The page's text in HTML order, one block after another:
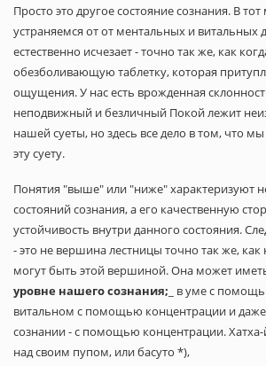
Просто это другое состояние сознания. В
устраняемся от от ментальных и витальных
естественно исчезает - точно так же, как
обезболивающую таблетку, которая
ощущения. У нас есть врожденная
неподвижный и безличный Покой лежит
нашей суеты, но здесь все дело в том, что
эту суету.
Понятия "выше" или "ниже" характеризуют
состояний сознания, а его качественную
устойчивость внутри данного состояния.
- это не вершина лестницы точно так же,
могут быть этой вершиной. Она может иметь
уровне нашего сознания; _ в уме с
витальном с помощью концентрации и
сознании - с помощью концентрации.
над своим пупом, или басуто *),